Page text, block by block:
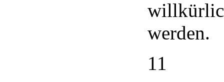
werden.
11